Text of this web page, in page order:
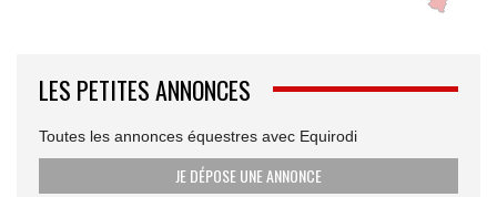
LES PETITES ANNONCES
Toutes les annonces équestres avec Equirodi
JE DÉPOSE UNE ANNONCE